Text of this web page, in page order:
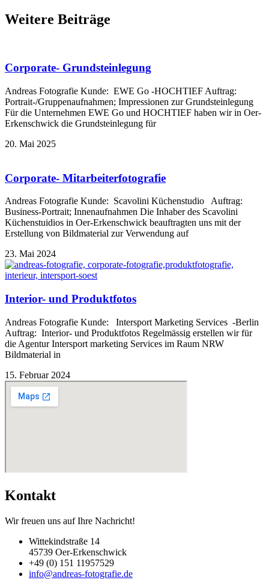
Weitere Beiträge
Corporate- Grundsteinlegung
Andreas Fotografie Kunde: EWE Go -HOCHTIEF Auftrag:
Portrait-/Gruppenaufnahmen; Impressionen zur Grundsteinlegung
Für die Unternehmen EWE Go und HOCHTIEF haben wir in Oer-
Erkenschwick die Grundsteinlegung für
20. Mai 2025
Corporate- Mitarbeiterfotografie
Andreas Fotografie Kunde: Scavolini Küchenstudio Auftrag:
Business-Portrait; Innenaufnahmen Die Inhaber des Scavolini
Küchenstuidios in Oer-Erkenschwick beauftragten uns mit der
Erstellung von Bildmaterial zur Verwendung auf
23. Mai 2024
Interior- und Produktfotos
Andreas Fotografie Kunde: Intersport Marketing Services -Berlin
Auftrag: Interior- und Produktfotos Regelmässig erstellen wir für
die Agentur Intersport marketing Services im Raum NRW
Bildmaterial in
15. Februar 2024
Kontakt
Wir freuen uns auf Ihre Nachricht!
Wittekindstraße 14
45739 Oer-Erkenschwick
+49 (0) 151 11957529
info@andreas-fotografie.de